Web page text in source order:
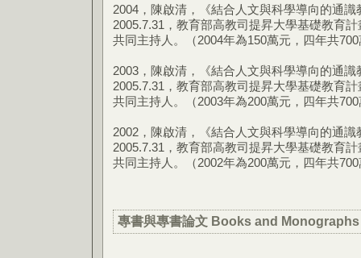
2004，陳啟清，《結合人文與科學導向的通識
2005.7.31，教育部高教司提昇大學基礎教育
共同主持人。（2004年為150萬元，四年共
2003，陳啟清，《結合人文與科學導向的通識
2005.7.31，教育部高教司提昇大學基礎教育
共同主持人。（2003年為200萬元，四年共
2002，陳啟清，《結合人文與科學導向的通識
2005.7.31，教育部高教司提昇大學基礎教育
共同主持人。（2002年為200萬元，四年共
專書與專書論文 Books and Monographs